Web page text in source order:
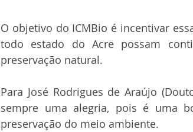
O objetivo do ICMBio é incentivar
todo estado do Acre possam
preservação natural.
Para José Rodrigues de Araújo
sempre uma alegria, pois é uma
preservação do meio ambiente.